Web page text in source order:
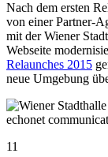
Nach dem ersten
von einer Partner-
mit der Wiener
Webseite
Relaunches 2015
neue Umgebung
11